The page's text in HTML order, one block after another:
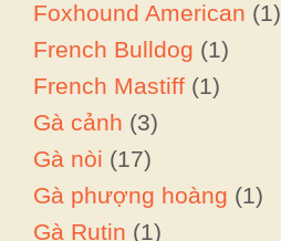
Foxhound American (1)
French Bulldog (1)
French Mastiff (1)
Gà cảnh (3)
Gà nòi (17)
Gà phượng hoàng (1)
Gà Rutin (1)
0 items -$ 0.00